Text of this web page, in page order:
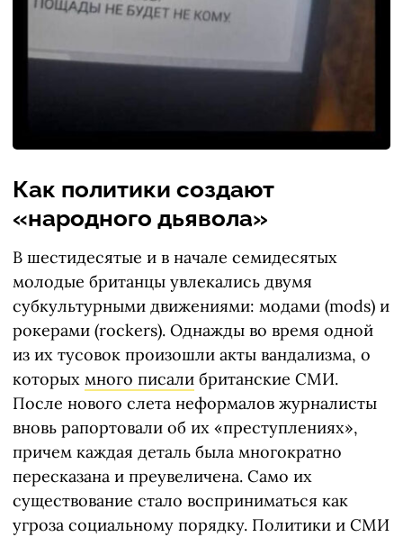
Как политики создают
«народного дьявола»
В шестидесятые и в начале семидесятых
молодые британцы увлекались двумя
субкультурными движениями: модами (mods) и
рокерами (rockers). Однажды во время одной
из их тусовок произошли акты вандализма, о
которых много писали британские СМИ.
После нового слета неформалов журналисты
вновь рапортовали об их «преступлениях»,
причем каждая деталь была многократно
пересказана и преувеличена. Само их
существование стало восприниматься как
угроза социальному порядку. Политики и СМИ